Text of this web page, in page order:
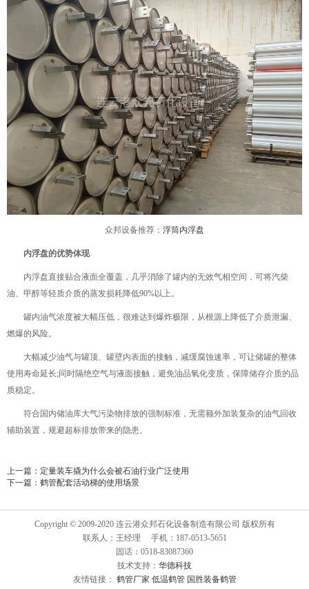
众邦设备推荐： 浮筒内浮盘
内浮盘的优势体现
内浮盘直接贴合液面全覆盖，几乎消除了罐内的无效气相空间，可将汽柴
油、甲醇等轻质介质的蒸发损耗降低90%以上。
罐内油气浓度被大幅压低，很难达到爆炸极限，从根源上降低了介质泄漏、
燃爆的风险。
大幅减少油气与罐顶、罐壁内表面的接触，减缓腐蚀速率，可让储罐的整体
使用寿命延长;同时隔绝空气与液面接触，避免油品氧化变质，保障储存介质的品
质稳定。
符合国内储油库大气污染物排放的强制标准，无需额外加装复杂的油气回收
辅助装置，规避超标排放带来的隐患。
上一篇： 定量装车撬为什么会被石油行业广泛使用
下一篇： 鹤管配套活动梯的使用场景
Copyright © 2009-2020 连云港众邦石化设备制造有限公司 版权所有
联系人：王经理 手机：187-0513-5651
固话：0518-83087360
技术支持： 华德科技
友情链接： 鹤管厂家 低温鹤管 国胜装备鹤管